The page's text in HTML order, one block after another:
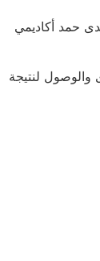
حمد أكاديمي
والوصول لنتيجة